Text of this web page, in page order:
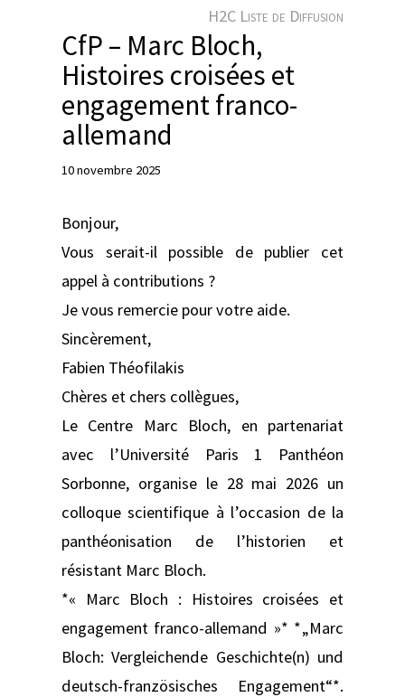
r
H2C Liste de Diffusion
CfP – Marc Bloch,
Histoires croisées et
engagement franco-
allemand
10 novembre 2025
Bonjour,
Vous serait-il possible de publier cet
appel à contributions ?
Je vous remercie pour votre aide.
Sincèrement,
Fabien Théofilakis
Chères et chers collègues,
Le Centre Marc Bloch, en partenariat
avec l’Université Paris 1 Panthéon
Sorbonne, organise le 28 mai 2026 un
colloque scientifique à l’occasion de la
panthéonisation de l’historien et
résistant Marc Bloch.
*« Marc Bloch : Histoires croisées et
engagement franco-allemand »* *„Marc
Bloch: Vergleichende Geschichte(n) und
deutsch-französisches Engagement“*.